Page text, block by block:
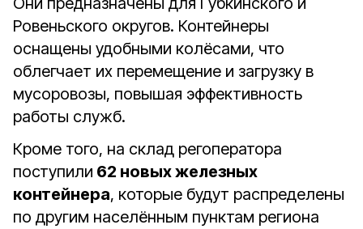
Ровеньского округов. Контейнеры
оснащены удобными колёсами, что
облегчает их перемещение и загрузку в
мусоровозы, повышая эффективность
работы служб.
Кроме того, на склад регоператора
поступили 62 новых железных
контейнера, которые будут распределены
по другим населённым пунктам региона